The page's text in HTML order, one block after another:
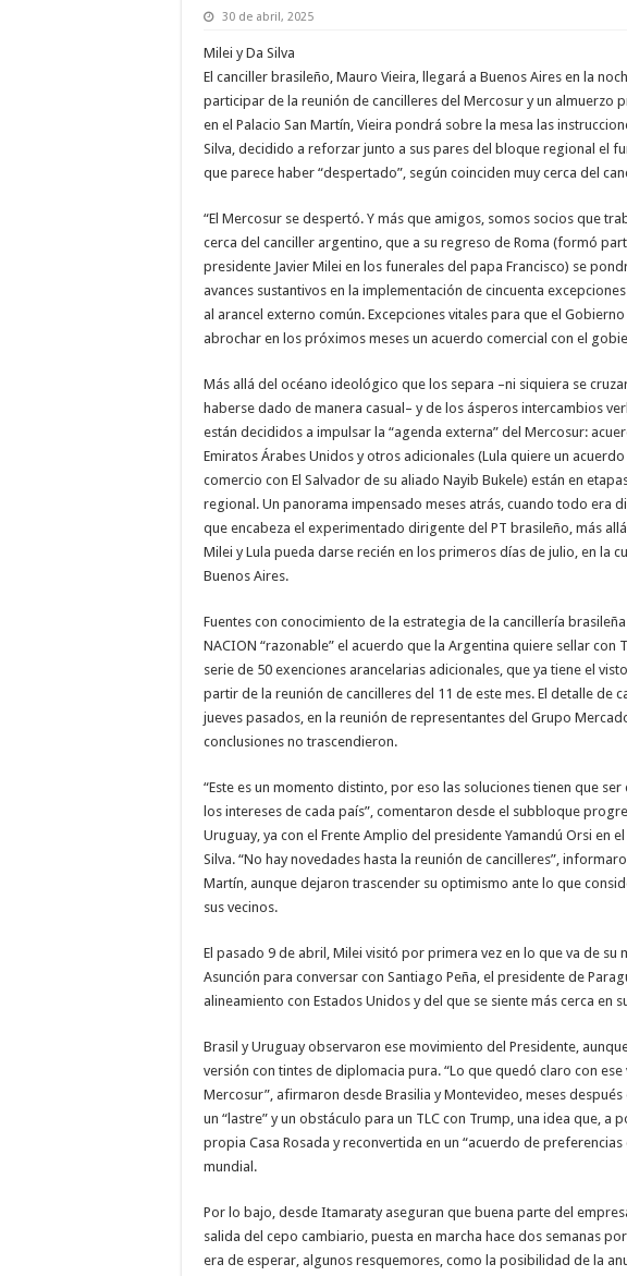
30 de abril, 2025
Milei y Da Silva
El canciller brasileño, Mauro Vieira, llegará a Buenos Aires en la
participar de la reunión de cancilleres del Mercosur y un almuerzo
en el Palacio San Martín, Vieira pondrá sobre la mesa las
Silva, decidido a reforzar junto a sus pares del bloque regional el
que parece haber “despertado”, según coinciden muy cerca del
“El Mercosur se despertó. Y más que amigos, somos socios que
cerca del canciller argentino, que a su regreso de Roma (formó
presidente Javier Milei en los funerales del papa Francisco) se
avances sustantivos en la implementación de cincuenta
al arancel externo común. Excepciones vitales para que el
abrochar en los próximos meses un acuerdo comercial con el
Más allá del océano ideológico que los separa –ni siquiera se
haberse dado de manera casual– y de los ásperos intercambios
están decididos a impulsar la “agenda externa” del Mercosur:
Emiratos Árabes Unidos y otros adicionales (Lula quiere un
comercio con El Salvador de su aliado Nayib Bukele) están en
regional. Un panorama impensado meses atrás, cuando todo era
que encabeza el experimentado dirigente del PT brasileño, más
Milei y Lula pueda darse recién en los primeros días de julio, en la
Buenos Aires.
Fuentes con conocimiento de la estrategia de la cancillería
NACION “razonable” el acuerdo que la Argentina quiere sellar con
serie de 50 exenciones arancelarias adicionales, que ya tiene el
partir de la reunión de cancilleres del 11 de este mes. El detalle de
jueves pasados, en la reunión de representantes del Grupo
conclusiones no trascendieron.
“Este es un momento distinto, por eso las soluciones tienen que
los intereses de cada país”, comentaron desde el subbloque
Uruguay, ya con el Frente Amplio del presidente Yamandú Orsi en
Silva. “No hay novedades hasta la reunión de cancilleres”,
Martín, aunque dejaron trascender su optimismo ante lo que
sus vecinos.
El pasado 9 de abril, Milei visitó por primera vez en lo que va de su
Asunción para conversar con Santiago Peña, el presidente de
alineamiento con Estados Unidos y del que se siente más cerca en
Brasil y Uruguay observaron ese movimiento del Presidente,
versión con tintes de diplomacia pura. “Lo que quedó claro con ese
Mercosur”, afirmaron desde Brasilia y Montevideo, meses
un “lastre” y un obstáculo para un TLC con Trump, una idea que, a
propia Casa Rosada y reconvertida en un “acuerdo de
mundial.
Por lo bajo, desde Itamaraty aseguran que buena parte del
salida del cepo cambiario, puesta en marcha hace dos semanas
era de esperar, algunos resquemores, como la posibilidad de la